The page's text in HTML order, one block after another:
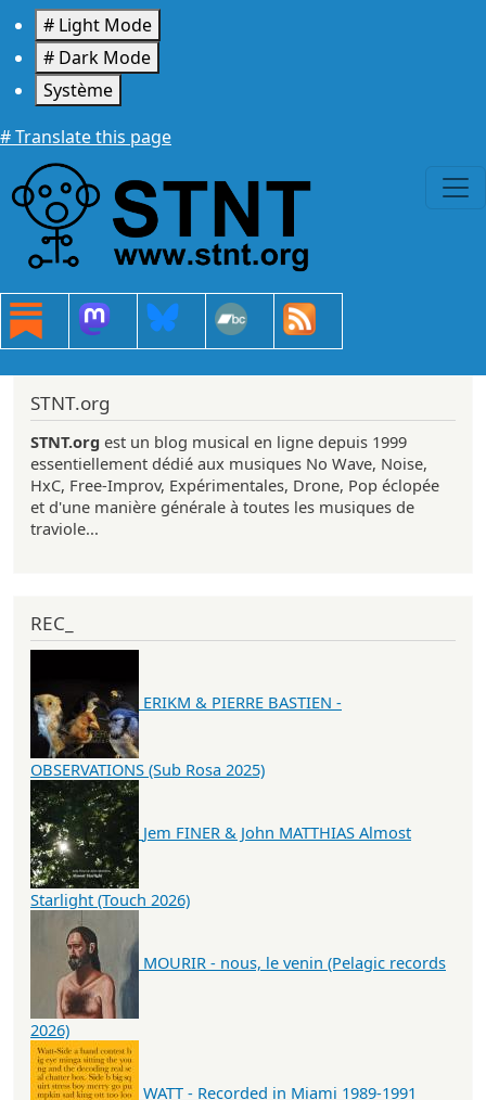
Aller au contenu principal
# Light Mode
# Dark Mode
Système
# Translate this page
STNT.org
STNT.org est un blog musical en ligne depuis 1999
essentiellement dédié aux musiques No Wave, Noise,
HxC, Free-Improv, Expérimentales, Drone, Pop éclopée
et d'une manière générale à toutes les musiques de
traviole...
REC_
ERIKM & PIERRE BASTIEN -
OBSERVATIONS (Sub Rosa 2025)
Jem FINER & John MATTHIAS Almost
Starlight (Touch 2026)
MOURIR - nous, le venin (Pelagic records
2026)
WATT - Recorded in Miami 1989-1991